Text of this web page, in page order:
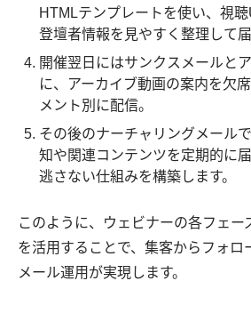
HTMLテンプレートを使い、視聴
登壇者情報を見やすく整理して届
開催翌日にはサンクスメールと
に、アーカイブ動画の案内を欠
メント別に配信。
その後のナーチャリングメール
知や関連コンテンツを定期的に
逃さない仕組みを構築します。
このように、ウェビナーの各フェー
を活用することで、集客からフォロ
メール運用が実現します。